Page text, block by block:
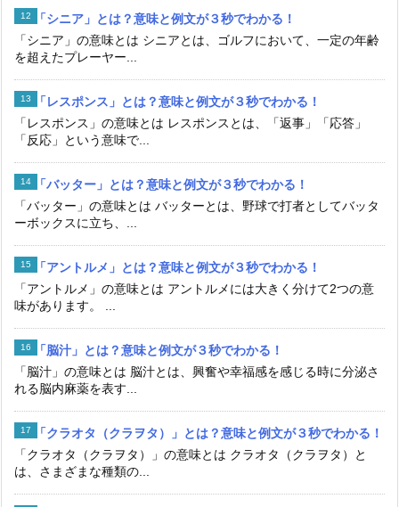
「シニア」とは？意味と例文が３秒でわかる！
「シニア」の意味とは シニアとは、ゴルフにおいて、一定の年齢
を超えたプレーヤー...
「レスポンス」とは？意味と例文が３秒でわかる！
「レスポンス」の意味とは レスポンスとは、「返事」「応答」
「反応」という意味で...
「バッター」とは？意味と例文が３秒でわかる！
「バッター」の意味とは バッターとは、野球で打者としてバッタ
ーボックスに立ち、...
「アントルメ」とは？意味と例文が３秒でわかる！
「アントルメ」の意味とは アントルメには大きく分けて2つの意
味があります。 ...
「脳汁」とは？意味と例文が３秒でわかる！
「脳汁」の意味とは 脳汁とは、興奮や幸福感を感じる時に分泌さ
れる脳内麻薬を表す...
「クラオタ（クラヲタ）」とは？意味と例文が３秒でわかる！
「クラオタ（クラヲタ）」の意味とは クラオタ（クラヲタ）と
は、さまざまな種類の...